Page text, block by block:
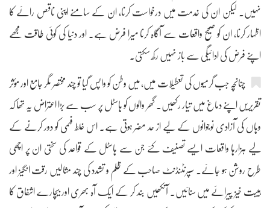
نہیں۔ لیکن ان کی خدمت میں درخواست کرنا، ان کے سامنے اپنی ناقص رائے کا
اظہار کرنا، ان کو صحیح واقعات سے آگاہ کرنا میرا فرض ہے۔ اور دنیا کی کوئی طاقت مجھے
اپنے فرض کی ادائیگی سے باز نہیں رکھ سکتی۔
چنانچہ جب گرمیوں کی تعطیلات میں، میں وطن کو واپس گیا تو چند مختصر مگر جامع اور مؤثر
تقریریں اپنے دماغ میں تیار رکھیں۔ گھر والوں کو ہاسٹل پر سب سے بڑا اعتراض یہ تھا کہ
وہاں کی آزادی نوجوانوں کے لیے از حد مضر ہوتی ہے۔ اس غلط فہمی کو دور کرنے کے
لیے ہزارہا واقعات ایسے تصنیف کئے جن سے ہاسٹل کے قواعد کی سختی ان پر اچھی
طرح روشن ہو جائے۔ سپرنٹنڈنٹ صاحب کے ظلم و تشدد کی چند مثالیں رقت انگیز اور
ہیبت خیز پیرائے میں سنائیں۔ آنکھیں بند کر کے ایک آہ بھری اور بیچارے اشفاق کا